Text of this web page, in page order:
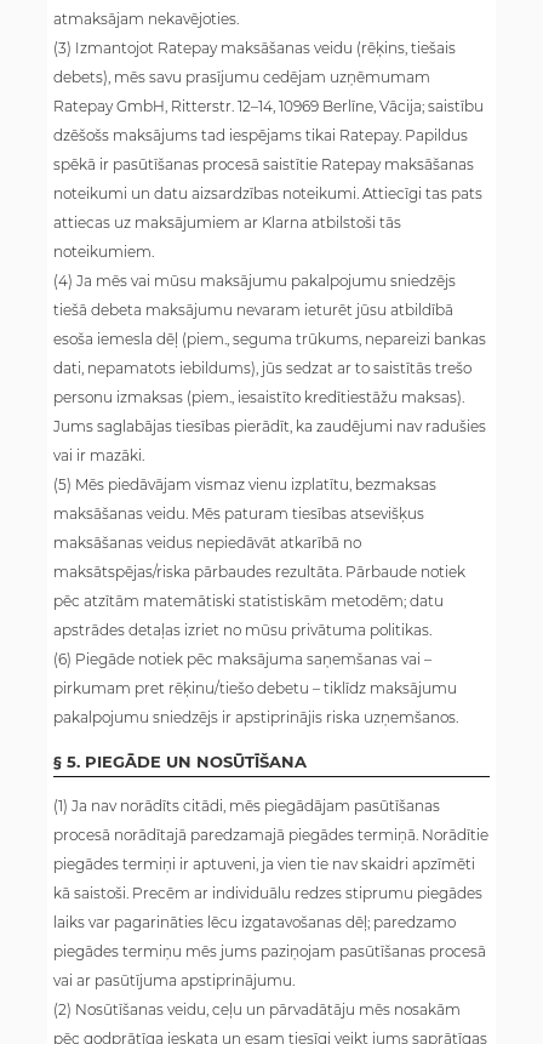
atmaksājam nekavējoties.
(3) Izmantojot Ratepay maksāšanas veidu (rēķins, tiešais
debets), mēs savu prasījumu cedējam uzņēmumam
Ratepay GmbH, Ritterstr. 12–14, 10969 Berlīne, Vācija; saistību
dzēšošs maksājums tad iespējams tikai Ratepay. Papildus
spēkā ir pasūtīšanas procesā saistītie Ratepay maksāšanas
noteikumi un datu aizsardzības noteikumi. Attiecīgi tas pats
attiecas uz maksājumiem ar Klarna atbilstoši tās
noteikumiem.
(4) Ja mēs vai mūsu maksājumu pakalpojumu sniedzējs
tiešā debeta maksājumu nevaram ieturēt jūsu atbildībā
esoša iemesla dēļ (piem., seguma trūkums, nepareizi bankas
dati, nepamatots iebildums), jūs sedzat ar to saistītās trešo
personu izmaksas (piem., iesaistīto kredītiestāžu maksas).
Jums saglabājas tiesības pierādīt, ka zaudējumi nav radušies
vai ir mazāki.
(5) Mēs piedāvājam vismaz vienu izplatītu, bezmaksas
maksāšanas veidu. Mēs paturam tiesības atsevišķus
maksāšanas veidus nepiedāvāt atkarībā no
maksātspējas/riska pārbaudes rezultāta. Pārbaude notiek
pēc atzītām matemātiski statistiskām metodēm; datu
apstrādes detaļas izriet no mūsu privātuma politikas.
(6) Piegāde notiek pēc maksājuma saņemšanas vai –
pirkumam pret rēķinu/tiešo debetu – tiklīdz maksājumu
pakalpojumu sniedzējs ir apstiprinājis riska uzņemšanos.
§ 5. PIEGĀDE UN NOSŪTĪŠANA
(1) Ja nav norādīts citādi, mēs piegādājam pasūtīšanas
procesā norādītajā paredzamajā piegādes termiņā. Norādītie
piegādes termiņi ir aptuveni, ja vien tie nav skaidri apzīmēti
kā saistoši. Precēm ar individuālu redzes stiprumu piegādes
laiks var pagarināties lēcu izgatavošanas dēļ; paredzamo
piegādes termiņu mēs jums paziņojam pasūtīšanas procesā
vai ar pasūtījuma apstiprinājumu.
(2) Nosūtīšanas veidu, ceļu un pārvadātāju mēs nosakām
pēc godprātīga ieskata un esam tiesīgi veikt jums saprātīgas